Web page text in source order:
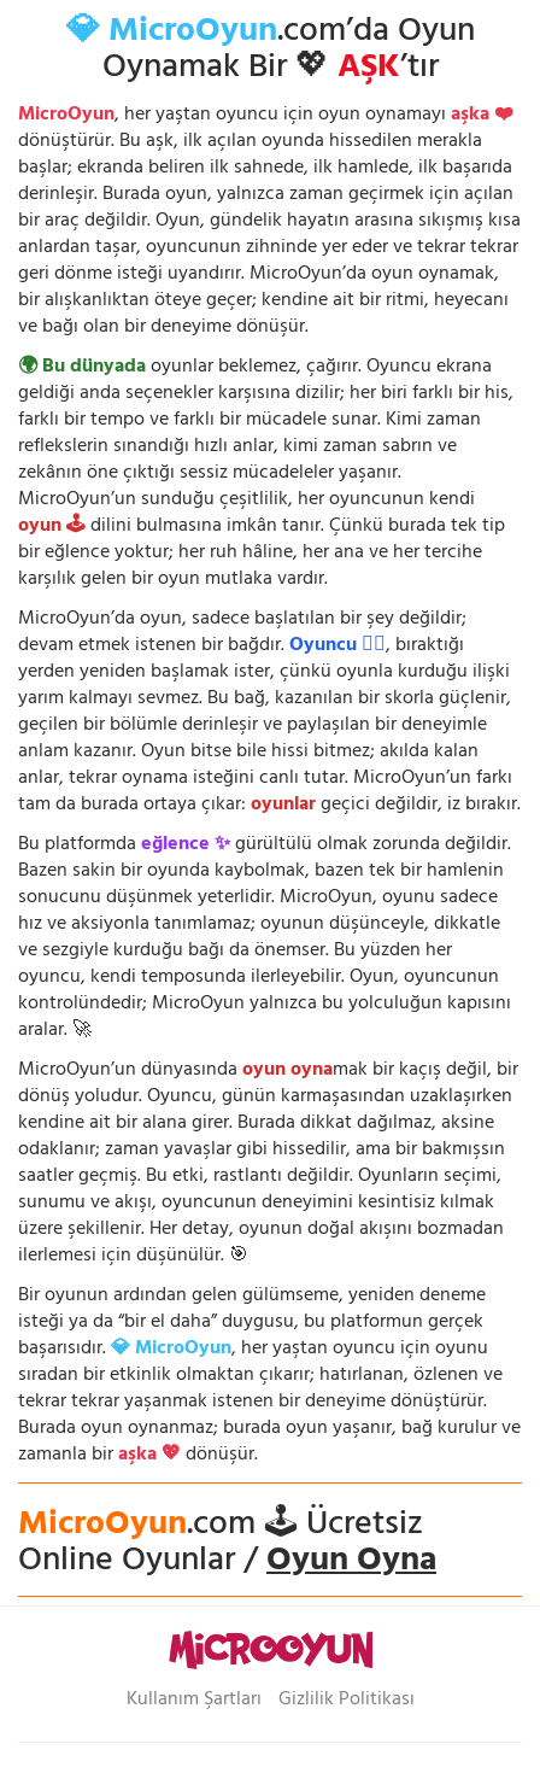
💎 MicroOyun.com’da Oyun
Oynamak Bir 💖AŞK’tır
MicroOyun, her yaştan oyuncu için oyun oynamayıaşka ❤️
dönüştürür. Bu aşk, ilk açılan oyunda hissedilen merakla
başlar; ekranda beliren ilk sahnede, ilk hamlede, ilk başarıda
derinleşir. Burada oyun, yalnızca zaman geçirmek için açılan
bir araç değildir. Oyun, gündelik hayatın arasına sıkışmış kısa
anlardan taşar, oyuncunun zihninde yer eder ve tekrar tekrar
geri dönme isteği uyandırır. MicroOyun’da oyun oynamak,
bir alışkanlıktan öteye geçer; kendine ait bir ritmi, heyecanı
ve bağı olan bir deneyime dönüşür.
🌍 Bu dünyadaoyunlar beklemez, çağırır. Oyuncu ekrana
geldiği anda seçenekler karşısına dizilir; her biri farklı bir his,
farklı bir tempo ve farklı bir mücadele sunar. Kimi zaman
reflekslerin sınandığı hızlı anlar, kimi zaman sabrın ve
zekânın öne çıktığı sessiz mücadeleler yaşanır.
MicroOyun’un sunduğu çeşitlilik, her oyuncunun kendi
oyun 🕹️dilini bulmasına imkân tanır. Çünkü burada tek tip
bir eğlence yoktur; her ruh hâline, her ana ve her tercihe
karşılık gelen bir oyun mutlaka vardır.
MicroOyun’da oyun, sadece başlatılan bir şey değildir;
devam etmek istenen bir bağdır.Oyuncu 🧍‍♂️, bıraktığı
yerden yeniden başlamak ister, çünkü oyunla kurduğu ilişki
yarım kalmayı sevmez. Bu bağ, kazanılan bir skorla güçlenir,
geçilen bir bölümle derinleşir ve paylaşılan bir deneyimle
anlam kazanır. Oyun bitse bile hissi bitmez; akılda kalan
anlar, tekrar oynama isteğini canlı tutar. MicroOyun’un farkı
tam da burada ortaya çıkar:oyunlargeçici değildir, iz bırakır.
Bu platformdaeğlence ✨gürültülü olmak zorunda değildir.
Bazen sakin bir oyunda kaybolmak, bazen tek bir hamlenin
sonucunu düşünmek yeterlidir. MicroOyun, oyunu sadece
hız ve aksiyonla tanımlamaz; oyunun düşünceyle, dikkatle
ve sezgiyle kurduğu bağı da önemser. Bu yüzden her
oyuncu, kendi temposunda ilerleyebilir. Oyun, oyuncunun
kontrolündedir; MicroOyun yalnızca bu yolculuğun kapısını
aralar. 🚀
MicroOyun’un dünyasındaoyun oynamak bir kaçış değil, bir
dönüş yoludur. Oyuncu, günün karmaşasından uzaklaşırken
kendine ait bir alana girer. Burada dikkat dağılmaz, aksine
odaklanır; zaman yavaşlar gibi hissedilir, ama bir bakmışsın
saatler geçmiş. Bu etki, rastlantı değildir. Oyunların seçimi,
sunumu ve akışı, oyuncunun deneyimini kesintisiz kılmak
üzere şekillenir. Her detay, oyunun doğal akışını bozmadan
ilerlemesi için düşünülür. 🎯
Bir oyunun ardından gelen gülümseme, yeniden deneme
isteği ya da “bir el daha” duygusu, bu platformun gerçek
başarısıdır.💎 MicroOyun, her yaştan oyuncu için oyunu
sıradan bir etkinlik olmaktan çıkarır; hatırlanan, özlenen ve
tekrar tekrar yaşanmak istenen bir deneyime dönüştürür.
Burada oyun oynanmaz; burada oyun yaşanır, bağ kurulur ve
zamanla biraşka 💖dönüşür.
MicroOyun.com 🕹️ Ücretsiz
Online Oyunlar /Oyun Oyna
Kullanım Şartları Gizlilik Politikası